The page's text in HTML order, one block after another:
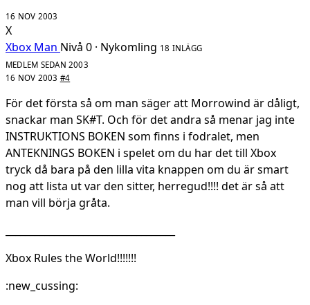
16 NOV 2003
X
Xbox Man Nivå 0 · Nykomling 18 INLÄGG
MEDLEM SEDAN 2003
16 NOV 2003 #4
För det första så om man säger att Morrowind är dåligt,
snackar man SK#T. Och för det andra så menar jag inte
INSTRUKTIONS BOKEN som finns i fodralet, men
ANTEKNINGS BOKEN i spelet om du har det till Xbox
tryck då bara på den lilla vita knappen om du är smart
nog att lista ut var den sitter, herregud!!!! det är så att
man vill börja gråta.
Xbox Rules the World!!!!!!!
:new_cussing: